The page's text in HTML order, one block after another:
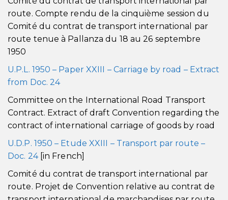
route. Compte rendu de la cinquième session du
Comité du contrat de transport international par
route tenue à Pallanza du 18 au 26 septembre
1950
U.P.L. 1950 – Paper XXIII – Carriage by road – Extract
from Doc. 24
Committee on the International Road Transport
Contract. Extract of draft Convention regarding the
contract of international carriage of goods by road
U.D.P. 1950 – Etude XXIII – Transport par route –
Doc. 24[in French]
Comité du contrat de transport international par
route. Projet de Convention relative au contrat de